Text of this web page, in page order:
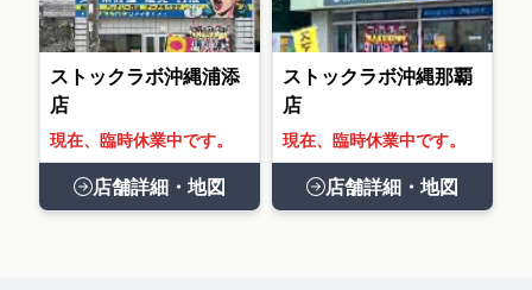
ストックラボ沖縄浦添
店
現在、臨時休業中です。
店舗詳細・地図
ストックラボ沖縄那覇
店
現在、臨時休業中です。
店舗詳細・地図